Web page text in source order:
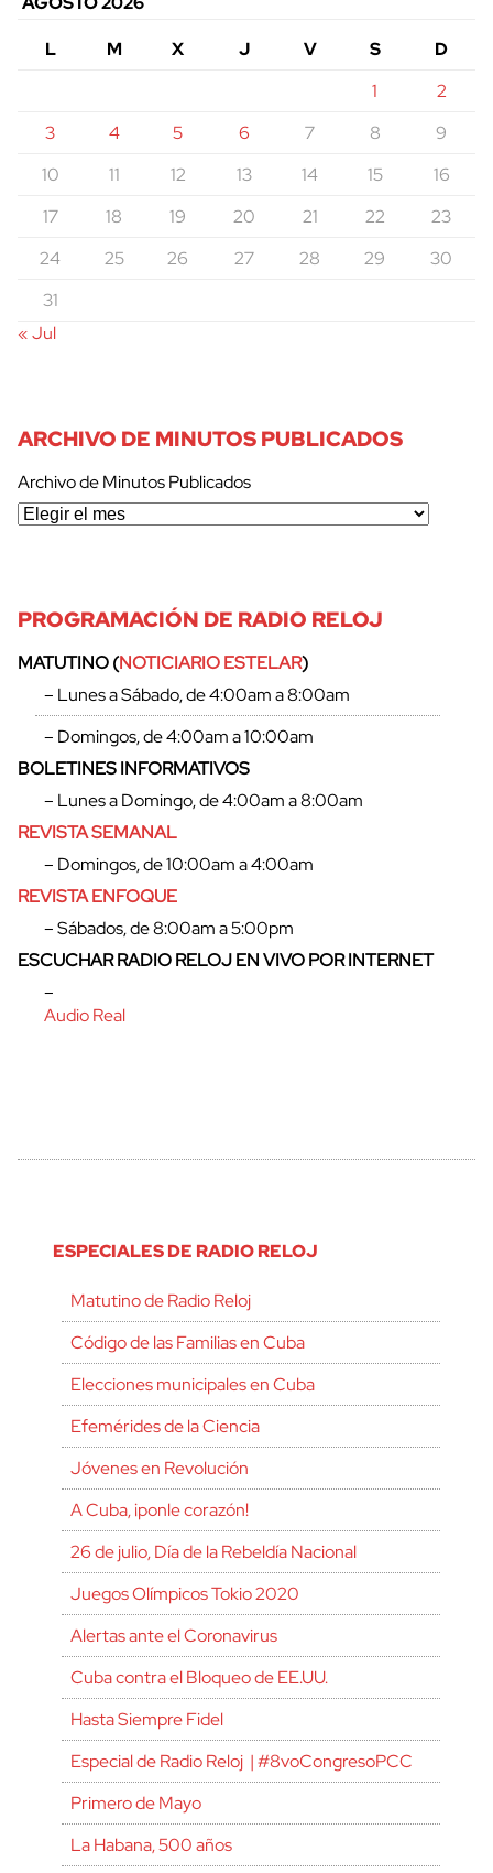
L
M X J V S
D
1
2
3
4 5 6 7 8
9
10
11 12 13 14 15
16
17
18 19 20 21 22
23
24
25 26 27 28 29
30
31
« Jul
ARCHIVO DE MINUTOS PUBLICADOS
Archivo de Minutos Publicados
PROGRAMACIÓN DE RADIO RELOJ
MATUTINO (NOTICIARIO ESTELAR)
– Lunes a Sábado, de 4:00am a 8:00am
– Domingos, de 4:00am a 10:00am
BOLETINES INFORMATIVOS
– Lunes a Domingo, de 4:00am a 8:00am
REVISTA SEMANAL
– Domingos, de 10:00am a 4:00am
REVISTA ENFOQUE
– Sábados, de 8:00am a 5:00pm
ESCUCHAR RADIO RELOJ EN VIVO POR INTERNET
–
Audio Real
ESPECIALES DE RADIO RELOJ
Matutino de Radio Reloj
Código de las Familias en Cuba
Elecciones municipales en Cuba
Efemérides de la Ciencia
Jóvenes en Revolución
A Cuba, ¡ponle corazón!
26 de julio, Día de la Rebeldía Nacional
Juegos Olímpicos Tokio 2020
Alertas ante el Coronavirus
Cuba contra el Bloqueo de EE.UU.
Hasta Siempre Fidel
Especial de Radio Reloj | #8voCongresoPCC
Primero de Mayo
La Habana, 500 años